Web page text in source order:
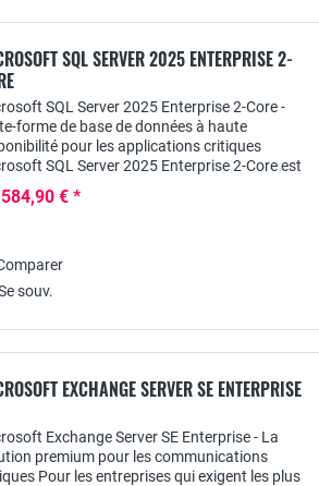
SQL SERVER 2025 ENTERPRISE 2-
SQL Server 2025 Enterprise 2-Core -
forme de base de données à haute
pour les applications critiques
SQL Server 2025 Enterprise 2-Core est
€ *
souv.
EXCHANGE SERVER SE ENTERPRISE
Exchange Server SE Enterprise - La
premium pour les communications
Pour les entreprises qui exigent les plus